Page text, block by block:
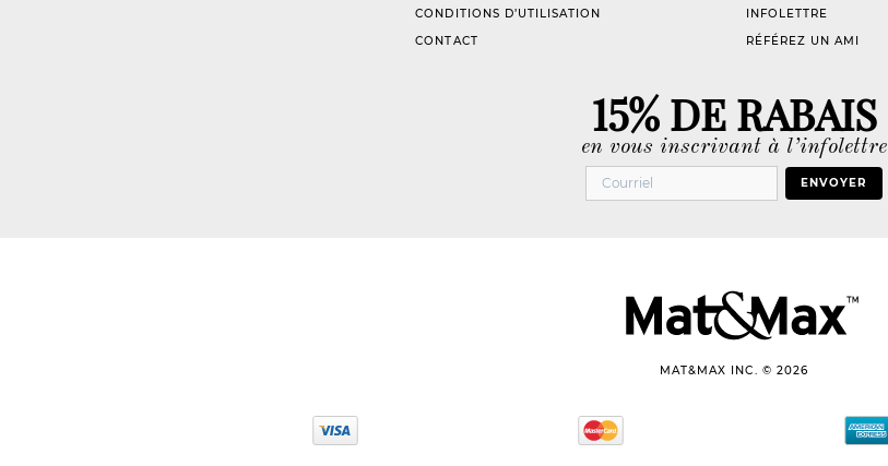
CONDITIONS D’UTILISATION
CONTACT
INFOLETTRE
RÉFÉREZ UN AMI
15% DE RABAIS
en vous inscrivant à l’infolettre
ENVOYER
MAT&MAX INC. © 2026